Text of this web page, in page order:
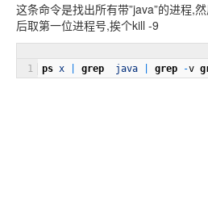
这条命令是找出所有带”java”的进程,
后取第一位进程号,挨个kill -9
1 ps x grep java grep -v